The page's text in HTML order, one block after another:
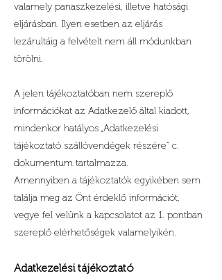
valamely panaszkezelési, illetve hatósági
eljárásban. Ilyen esetben az eljárás
lezárultáig a felvételt nem áll módunkban
törölni.
A jelen tájékoztatóban nem szereplő
információkat az Adatkezelő által kiadott,
mindenkor hatályos „Adatkezelési
tájékoztató szállóvendégek részére” c.
dokumentum tartalmazza.
Amennyiben a tájékoztatók egyikében sem
találja meg az Önt érdeklő információt,
vegye fel velünk a kapcsolatot az 1. pontban
szereplő elérhetőségek valamelyikén.
Adatkezelési tájékoztató